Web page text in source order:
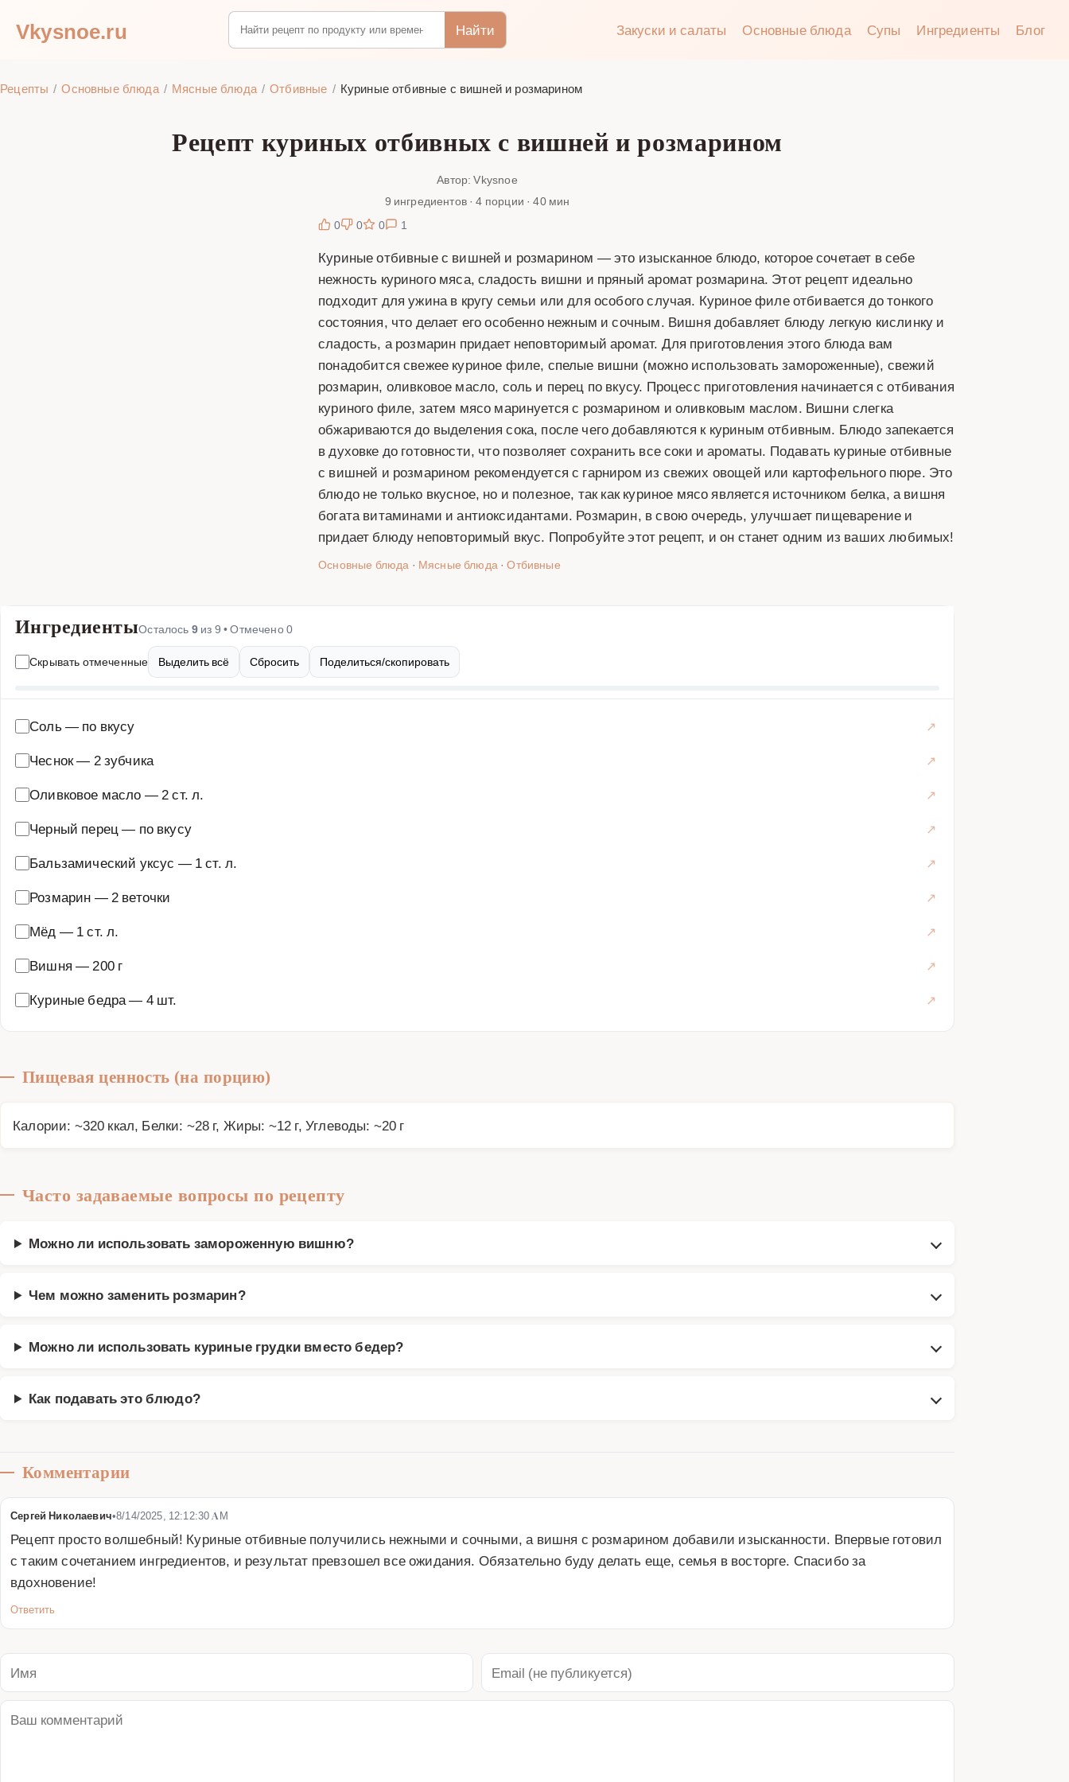
Vkysnoe.ru Найти Закуски и салаты Основные блюда Супы Ингредиенты Блог
Рецепты Основные блюда Мясные блюда Отбивные Куриные отбивные с вишней и розмарином
Рецепт куриных отбивных с вишней и розмарином
Автор: Vkysnoe
9 ингредиентов · 4 порции · 40 мин
0
0 0 1
Куриные отбивные с вишней и розмарином — это изысканное блюдо, которое сочетает в себе
нежность куриного мяса, сладость вишни и пряный аромат розмарина. Этот рецепт идеально
подходит для ужина в кругу семьи или для особого случая. Куриное филе отбивается до тонкого
состояния, что делает его особенно нежным и сочным. Вишня добавляет блюду легкую кислинку и
сладость, а розмарин придает неповторимый аромат. Для приготовления этого блюда вам
понадобится свежее куриное филе, спелые вишни (можно использовать замороженные), свежий
розмарин, оливковое масло, соль и перец по вкусу. Процесс приготовления начинается с отбивания
куриного филе, затем мясо маринуется с розмарином и оливковым маслом. Вишни слегка
обжариваются до выделения сока, после чего добавляются к куриным отбивным. Блюдо запекается
в духовке до готовности, что позволяет сохранить все соки и ароматы. Подавать куриные отбивные
с вишней и розмарином рекомендуется с гарниром из свежих овощей или картофельного пюре. Это
блюдо не только вкусное, но и полезное, так как куриное мясо является источником белка, а вишня
богата витаминами и антиоксидантами. Розмарин, в свою очередь, улучшает пищеварение и
придает блюду неповторимый вкус. Попробуйте этот рецепт, и он станет одним из ваших любимых!
Основные блюда · Мясные блюда·Отбивные
ИнгредиентыОсталось 9из 9 • Отмечено0
Скрывать отмеченные Выделить всё Сбросить Поделиться/скопировать
Соль — по вкусу
Чеснок— 2 зубчика
Оливковое масло — 2 ст. л.
Черный перец — по вкусу
Бальзамический уксус — 1 ст. л.
Розмарин — 2 веточки
Мёд — 1 ст. л.
Вишня — 200 г
Куриные бедра— 4 шт.
Пищевая ценность (на порцию)
Калории: ~320 ккал, Белки: ~28 г, Жиры: ~12 г, Углеводы: ~20 г
Часто задаваемые вопросы по рецепту
Можно ли использовать замороженную вишню?
Чем можно заменить розмарин?
Можно ли использовать куриные грудки вместо бедер?
Как подавать это блюдо?
Комментарии
Сергей Николаевич•8/14/2025, 12:12:30 AM
Рецепт просто волшебный! Куриные отбивные получились нежными и сочными, а вишня с розмарином добавили изысканности. Впервые готовил
с таким сочетанием ингредиентов, и результат превзошел все ожидания. Обязательно буду делать еще, семья в восторге. Спасибо за
вдохновение!
Ответить